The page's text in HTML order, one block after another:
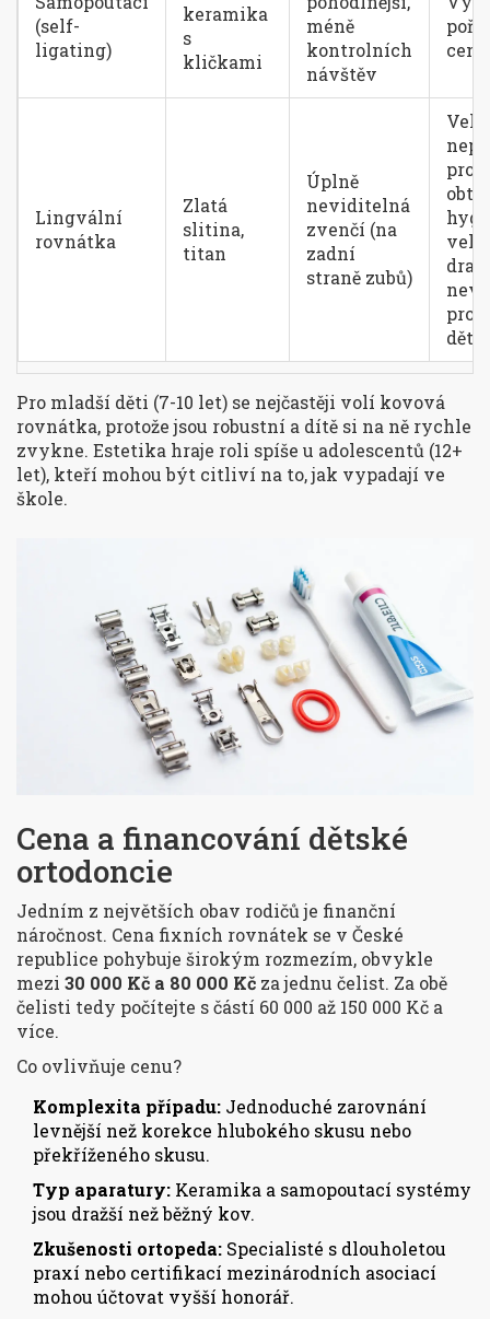
(self-
ligating)
keramika
s
kličkami
méně
kontrolních
návštěv
cena
Lingvální
rovnátka
Zlatá
slitina,
titan
Úplně
neviditelná
zvenčí (na
zadní
straně zubů)
pro
pro
děti
Pro mladší děti (7-10 let) se nejčastěji volí kovová
rovnátka, protože jsou robustní a dítě si na ně rychle
zvykne. Estetika hraje roli spíše u adolescentů (12+
let), kteří mohou být citliví na to, jak vypadají ve
škole.
Cena a financování dětské
ortodoncie
Jedním z největších obav rodičů je finanční
náročnost. Cena fixních rovnátek se v České
republice pohybuje širokým rozmezím, obvykle
mezi 30 000 Kč a 80 000 Kč za jednu čelist. Za obě
čelisti tedy počítejte s částí 60 000 až 150 000 Kč a
více.
Co ovlivňuje cenu?
Komplexita případu: Jednoduché zarovnání
levnější než korekce hlubokého skusu nebo
překříženého skusu.
Typ aparatury: Keramika a samopoutací systémy
jsou dražší než běžný kov.
Zkušenosti ortopeda: Specialisté s dlouholetou
praxí nebo certifikací mezinárodních asociací
mohou účtovat vyšší honorář.